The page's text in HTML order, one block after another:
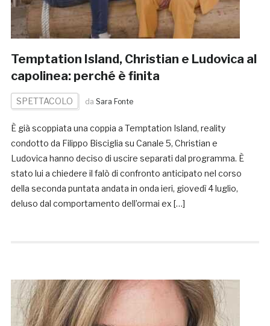
Temptation Island, Christian e Ludovica al
capolinea: perché è finita
SPETTACOLO da Sara Fonte
È già scoppiata una coppia a Temptation Island, reality
condotto da Filippo Bisciglia su Canale 5, Christian e
Ludovica hanno deciso di uscire separati dal programma. È
stato lui a chiedere il falò di confronto anticipato nel corso
della seconda puntata andata in onda ieri, giovedì 4 luglio,
deluso dal comportamento dell’ormai ex […]